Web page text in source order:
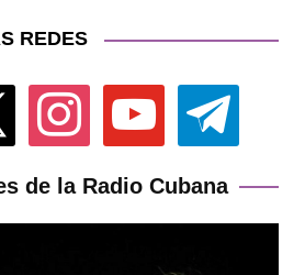
REDES
instagram youtube telegram
de la Radio Cubana